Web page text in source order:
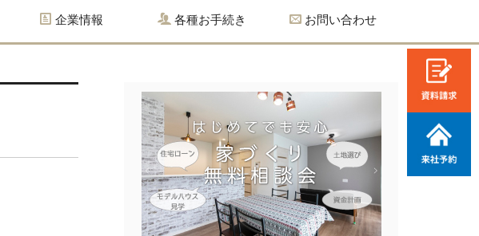
企業情報 各種お手続き お問い合わせ